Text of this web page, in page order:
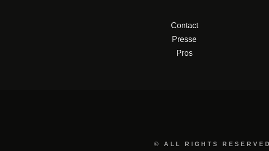
Contact
Presse
Pros
© ALL RIGHTS